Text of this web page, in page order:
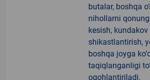
butalar, boshqa
nihollarni
kesish,
shikastlantirish,
boshqa joyga
taqiqlanganligi
ogohlantiriladi.